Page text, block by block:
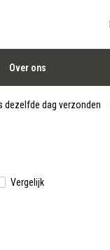
Over ons
dezelfde dag verzonden
Vergelijk